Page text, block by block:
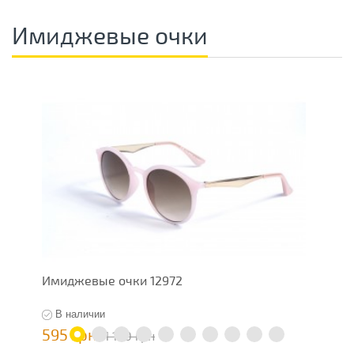
Имиджевые очки
Имиджевые очки 12972
В наличии
595 грн 1 190 грн